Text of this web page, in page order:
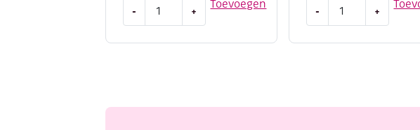
Toevoegen
-
reliefpaint
aantal
+ - +